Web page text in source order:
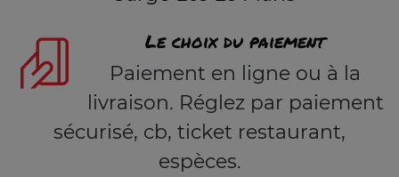
Le choix du paiement
Paiement en ligne ou à la
livraison. Réglez par paiement
sécurisé, cb, ticket restaurant,
espèces.